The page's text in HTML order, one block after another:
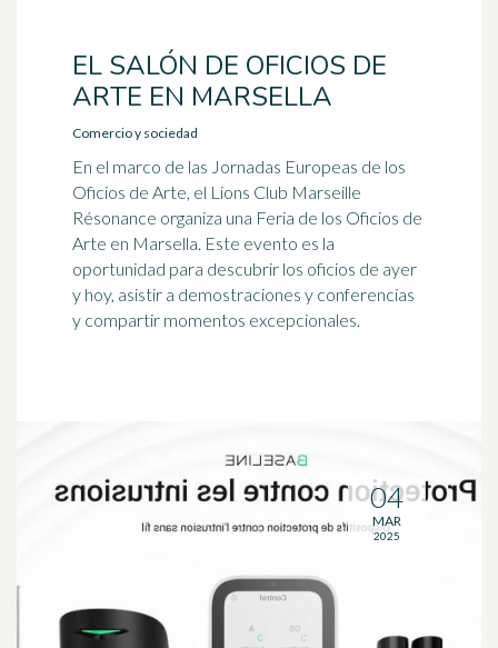
EL SALÓN DE OFICIOS DE
ARTE EN MARSELLA
Comercio y sociedad
En el marco de las Jornadas Europeas de los
Oficios de Arte, el Lions Club Marseille
Résonance organiza una Feria de los Oficios de
Arte en Marsella. Este evento es la
oportunidad para descubrir los oficios de ayer
y hoy, asistir a demostraciones y conferencias
y compartir momentos excepcionales.
04
MAR
2025